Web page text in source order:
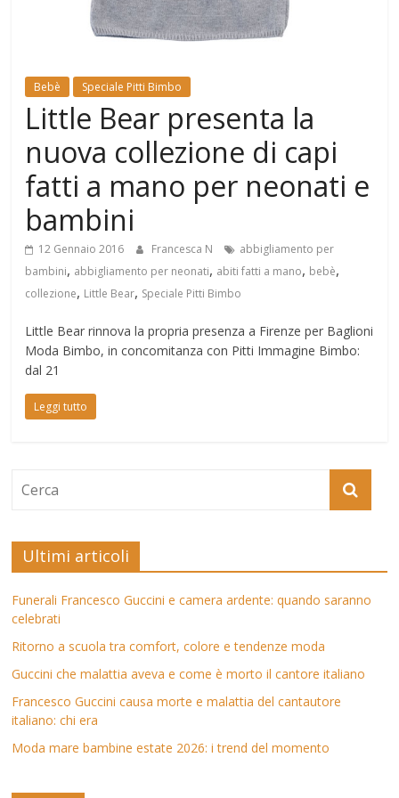
Bebè Speciale Pitti Bimbo
Little Bear presenta la
nuova collezione di capi
fatti a mano per neonati e
bambini
12 Gennaio 2016 Francesca N
abbigliamento per
bambini, abbigliamento per neonati, abiti fatti a mano, bebè,
collezione, Little Bear, Speciale Pitti Bimbo
Little Bear rinnova la propria presenza a Firenze per Baglioni
Moda Bimbo, in concomitanza con Pitti Immagine Bimbo:
dal 21
Leggi tutto
Ultimi articoli
Funerali Francesco Guccini e camera ardente: quando saranno
celebrati
Ritorno a scuola tra comfort, colore e tendenze moda
Guccini che malattia aveva e come è morto il cantore italiano
Francesco Guccini causa morte e malattia del cantautore
italiano: chi era
Moda mare bambine estate 2026: i trend del momento